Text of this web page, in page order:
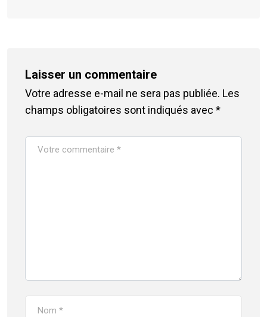
Laisser un commentaire
Votre adresse e-mail ne sera pas publiée. Les
champs obligatoires sont indiqués avec *